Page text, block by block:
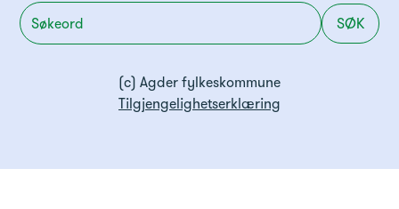
(c) Agder fylkeskommune
Tilgjengelighetserklæring